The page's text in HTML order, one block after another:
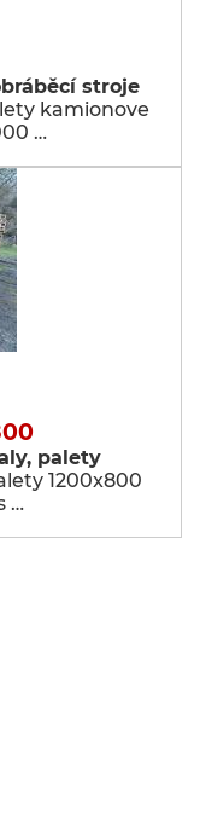
stroje
kamionove
…
palety
1200x800
…